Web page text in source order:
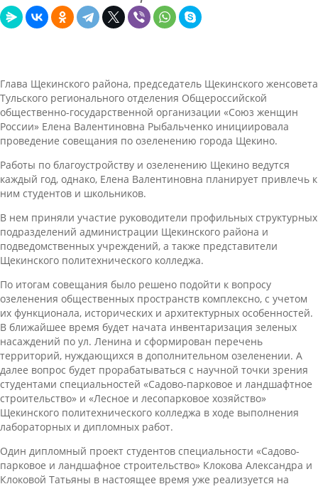
Глава Щекинского района, председатель Щекинского женсовета
Тульского регионального отделения Общероссийской
общественно-государственной организации «Союз женщин
России» Елена Валентиновна Рыбальченко инициировала
проведение совещания по озеленению города Щекино.
Работы по благоустройству и озеленению Щекино ведутся
каждый год, однако, Елена Валентиновна планирует привлечь к
ним студентов и школьников.
В нем приняли участие руководители профильных структурных
подразделений администрации Щекинского района и
подведомственных учреждений, а также представители
Щекинского политехнического колледжа.
По итогам совещания было решено подойти к вопросу
озеленения общественных пространств комплексно, с учетом
их функционала, исторических и архитектурных особенностей.
В ближайшее время будет начата инвентаризация зеленых
насаждений по ул. Ленина и сформирован перечень
территорий, нуждающихся в дополнительном озеленении. А
далее вопрос будет прорабатываться с научной точки зрения
студентами специальностей «Садово-парковое и ландшафтное
строительство» и «Лесное и лесопарковое хозяйство»
Щекинского политехнического колледжа в ходе выполнения
лабораторных и дипломных работ.
Один дипломный проект студентов специальности «Садово-
парковое и ландшафное строительство» Клокова Александра и
Клоковой Татьяны в настоящее время уже реализуется на